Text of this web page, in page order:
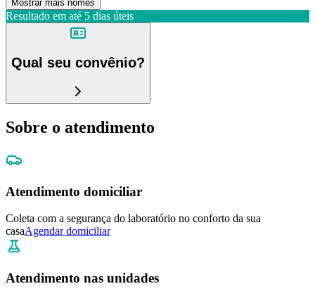
Mostrar mais nomes
Resultado em até 5 dias úteis
Qual seu convênio?
Sobre o atendimento
Atendimento domiciliar
Coleta com a segurança do laboratório no conforto da sua
casaAgendar domiciliar
Atendimento nas unidades